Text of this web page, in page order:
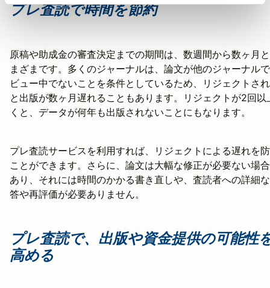
プレ査読で時間を節約
原稿や助成金の審査決定までの期間は、数週間から数ヶ月
まざまです。多くのジャーナルは、論文が他のジャーナル
ビュー中でないことを条件としているため、リジェクトさ
と出版が数ヶ月遅れることもあります。リジェクトが2回以
くと、データが何年も出版されないことにもなります。
プレ査読サービスを利用すれば、リジェクトによる遅れを
ことができます。さらに、論文は大幅な修正が必要ない場
あり、それには時間のかかる書き直しや、査読者への詳細
答や再評価が必要ありません。
プレ査読で、出版や資金提供の可能性
高める